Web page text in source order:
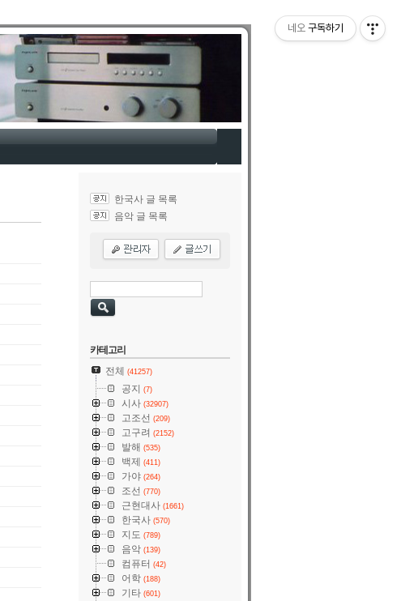
한국사 글 목록
음악 글 목록
카테고리
전체
(41257)
공지 (7)
시사 (32907)
고조선 (209)
고구려 (2152)
발해 (535)
백제 (411)
가야 (264)
조선 (770)
근현대사 (1661)
한국사 (570)
지도 (789)
음악 (139)
컴퓨터 (42)
어학 (188)
기타 (601)
네오 구독하기